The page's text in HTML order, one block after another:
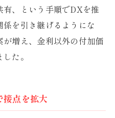
、という手順でDXを推
を引き継げるようにな
が増え、金利以外の付加価
た。
点を拡大